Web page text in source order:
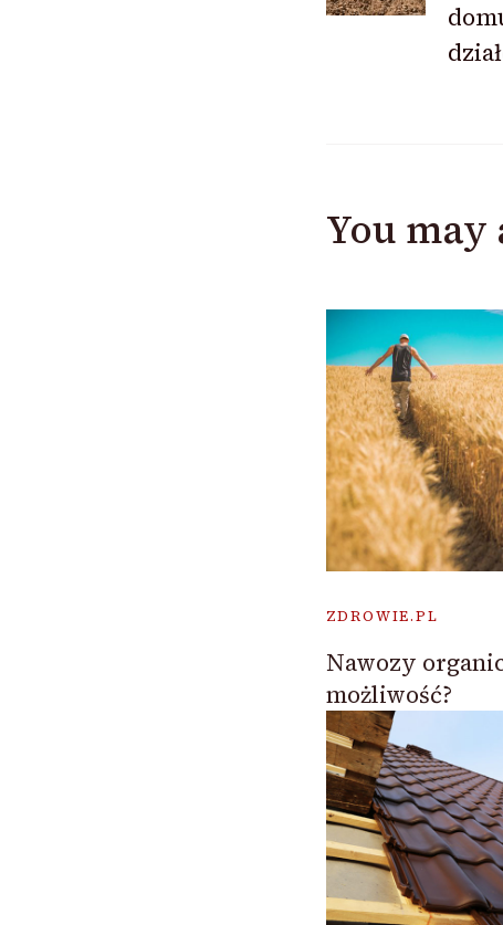
You
ZDROWIE.PL
Nawozy
możliwość?